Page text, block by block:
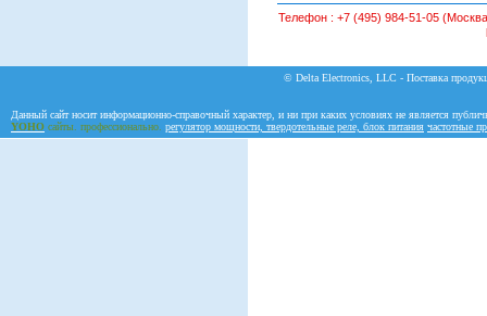
Телефон :+7 (495) 984-51-05
© Delta Electronics, LLC - Поставка
Данный сайт носит информационно-справочный характер, и ни при каких условиях не является
YOHO сайты. профессионально. регулятор мощности, твердотельные реле, блок питания частотные